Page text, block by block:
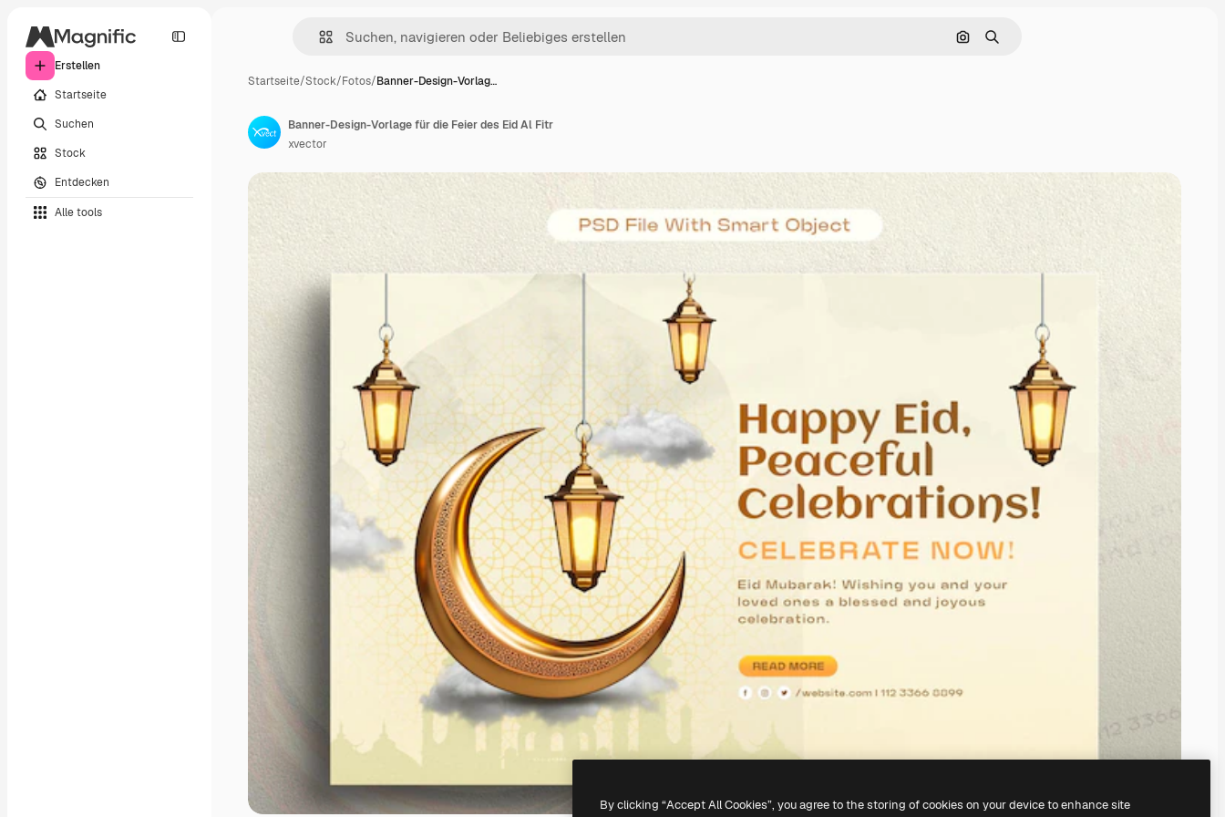
Erstellen
Startseite
Suchen
Stock
Entdecken
Alle tools
Nach Bild suchen
Suchen
Startseite/Stock/Fotos/Banner-Design-Vorlag…
Banner-Design-Vorlage für die Feier des Eid Al Fitr
xvector
By clicking “Accept All Cookies”, you agree to the storing of cookies on your device to enhance site